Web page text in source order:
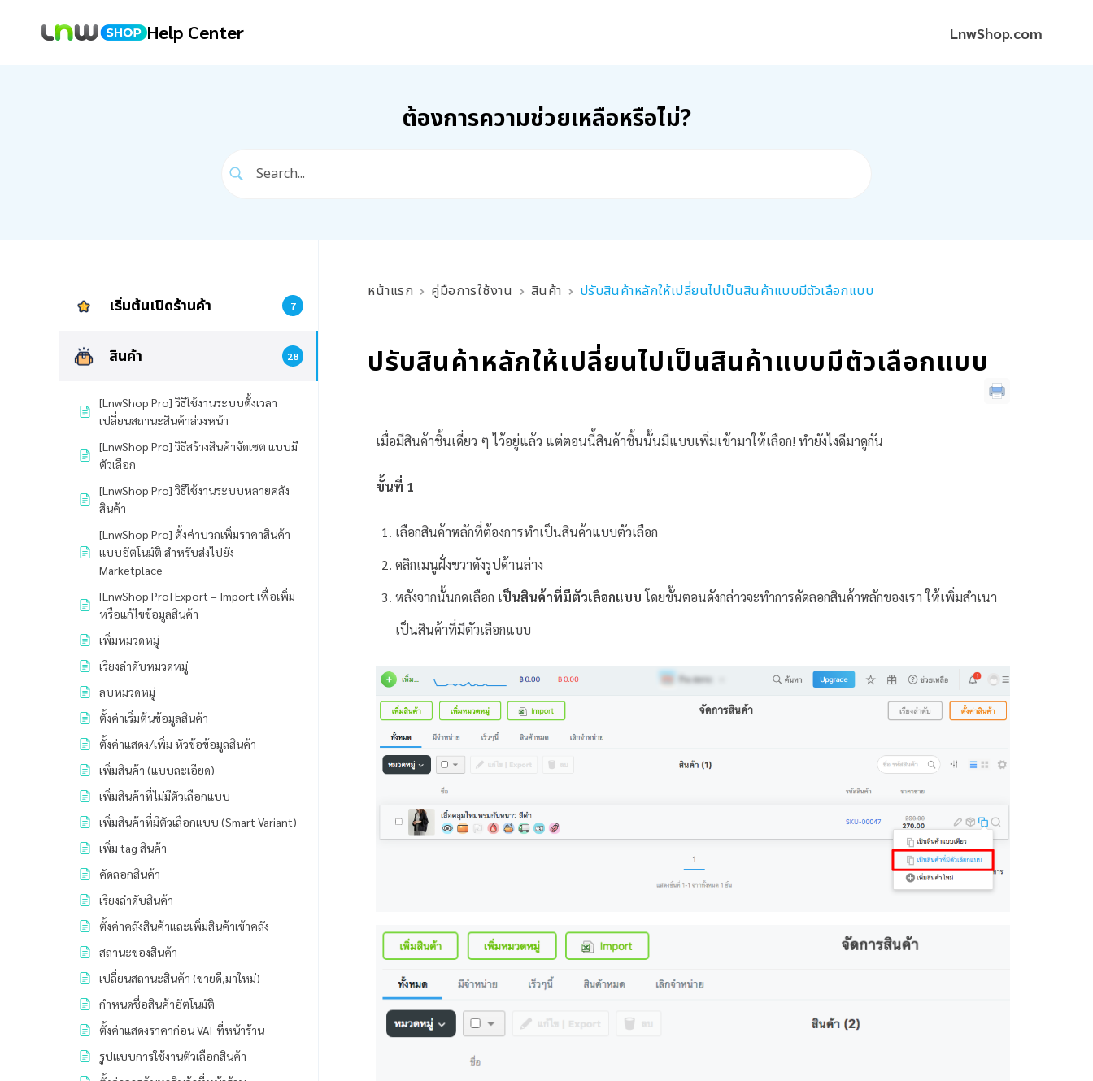
Help Center LnwShop.com
ต้องการความช่วยเหลือหรือไม่?
เริ่มต้นเปิดร้านค้า 7
สินค้า 28
[LnwShop Pro] วิธีใช้งานระบบตั้งเวลา
เปลี่ยนสถานะสินค้าล่วงหน้า
[LnwShop Pro] วิธีสร้างสินค้าจัดเซต แบบมี
ตัวเลือก
[LnwShop Pro] วิธีใช้งานระบบหลายคลัง
สินค้า
[LnwShop Pro] ตั้งค่าบวกเพิ่มราคาสินค้า
แบบอัตโนมัติ สำหรับส่งไปยัง
Marketplace
[LnwShop Pro] Export – Import เพื่อเพิ่ม
หรือแก้ไขข้อมูลสินค้า
เพิ่มหมวดหมู่
เรียงลำดับหมวดหมู่
ลบหมวดหมู่
ตั้งค่าเริ่มต้นข้อมูลสินค้า
ตั้งค่าแสดง/เพิ่ม หัวข้อข้อมูลสินค้า
เพิ่มสินค้า (แบบละเอียด)
เพิ่มสินค้าที่ไม่มีตัวเลือกแบบ
เพิ่มสินค้าที่มีตัวเลือกแบบ (Smart Variant)
เพิ่ม tag สินค้า
คัดลอกสินค้า
เรียงลำดับสินค้า
ตั้งค่าคลังสินค้าและเพิ่มสินค้าเข้าคลัง
สถานะของสินค้า
เปลี่ยนสถานะสินค้า (ขายดี,มาใหม่)
กำหนดชื่อสินค้าอัตโนมัติ
ตั้งค่าแสดงราคาก่อน VAT ที่หน้าร้าน
รูปแบบการใช้งานตัวเลือกสินค้า
หน้าแรก คู่มือการใช้งาน สินค้า ปรับสินค้าหลักให้เปลี่ยนไปเป็นสินค้าแบบมีตัวเลือกแบบ
ปรับสินค้าหลักให้เปลี่ยนไปเป็นสินค้าแบบมีตัวเลือกแบบ
เมื่อมีสินค้าชิ้นเดี่ยว ๆ ไว้อยู่แล้ว แต่ตอนนี้สินค้าชิ้นนั้นมีแบบเพิ่มเข้ามาให้เลือก! ทำยังไงดีมาดูกัน
ขั้นที่ 1
เลือกสินค้าหลักที่ต้องการทำเป็นสินค้าแบบตัวเลือก
คลิกเมนูฝั่งขวาดังรูปด้านล่าง
หลังจากนั้นกดเลือก เป็นสินค้าที่มีตัวเลือกแบบ โดยขั้นตอนดังกล่าวจะทำการคัดลอกสินค้าหลักของเรา ให้เพิ่มสำเนา
เป็นสินค้าที่มีตัวเลือกแบบ